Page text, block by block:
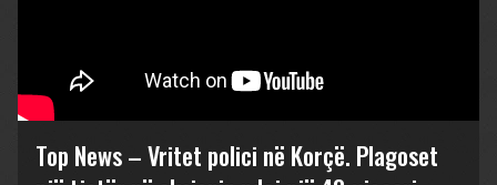
Top News – Vritet polici në Korçë. Plagoset